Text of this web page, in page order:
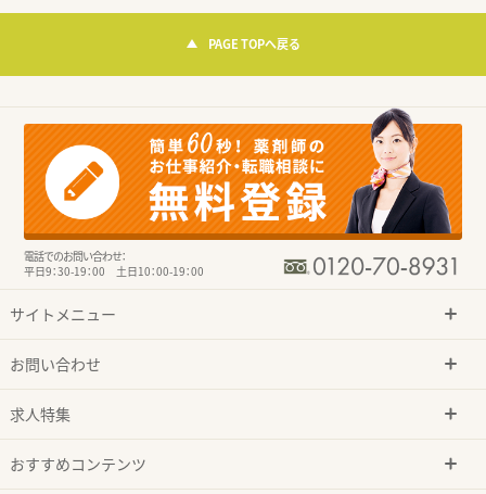
PAGE TOPへ戻る
電話でのお問い合わせ：
平日9：30-19：00 土日10：00-19：00
サイトメニュー
お問い合わせ
求人特集
おすすめコンテンツ